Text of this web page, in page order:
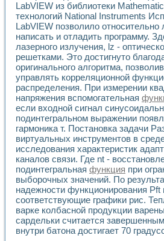
Применение средств
Разработка
Автоматизированный стенд
Высокочувствительные
Установка для измерения
Исследование кинетики
Лабораторный
Микрозондовая система
Метод траекторий в
Промышленная автоматизация
Автоматизация
Использование систем
Исследование
Применение LabVIEW при
Разработка виртуальных
Система блокировок,
Система сбора данных и
Управление температурой
Разработка программного
Использование технологий
Оборудование для
LabVIEW из библиотеки
технологий National Instruments
LabVIEW позволило относительно
написать и отладить программу.
лазерного излучения, lz -
решетками. Это достигнуто
оригинального алгоритма,
управлять корреляционной
распределения. При измерении
напряжения вспомогательная
если входной сигнал
подинтегральном выражении
гармоника т. Постановка задачи
виртуальных инструментов в
исследования характеристик
каналов связи. Где nt -
подинтегральная функция при
выборочных значений. По
надежности функционирования Pft
соответствующие графики рис.
варке колбасной продукции
сардельки считается
внутри батона достигает 70